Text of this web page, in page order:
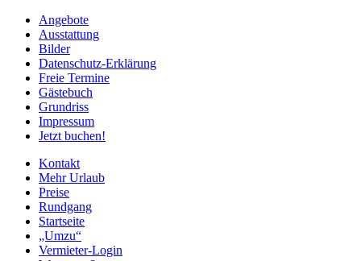
Angebote
Ausstattung
Bilder
Datenschutz-Erklärung
Freie Termine
Gästebuch
Grundriss
Impressum
Jetzt buchen!
Kontakt
Mehr Urlaub
Preise
Rundgang
Startseite
„Umzu“
Vermieter-Login